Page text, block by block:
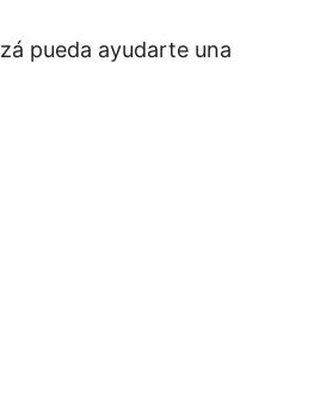
pueda ayudarte una